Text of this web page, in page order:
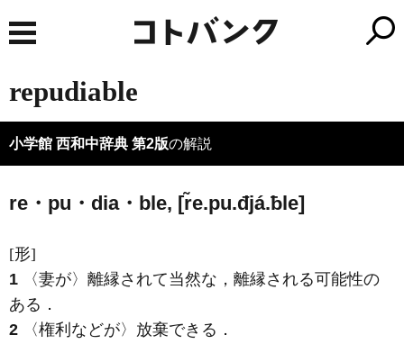
repudiable
小学館 西和中辞典 第2版の解説
re・pu・dia・ble, [r̃e.pu.đjá.ƀle]
[形]
1 〈妻が〉離縁されて当然な，離縁される可能性の
ある．
2 〈権利などが〉放棄できる．